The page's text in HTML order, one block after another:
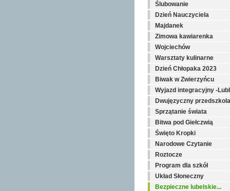
Ślubowanie
Dzień Nauczyciela
Majdanek
Zimowa kawiarenka
Wojciechów
Warsztaty kulinarne
Dzień Chłopaka 2023
Biwak w Zwierzyńcu
Wyjazd integracyjny -
Dwujęzyczny
Sprzątanie świata
Bitwa pod Giełczwią
Święto Kropki
Narodowe Czytanie
Roztocze
Program dla szkół
Układ Słoneczny
Bezpieczne lubelskie...